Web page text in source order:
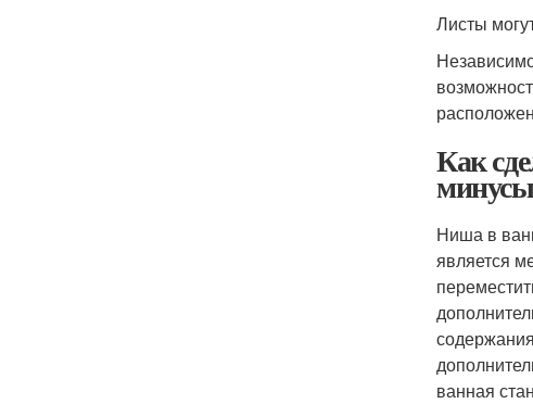
Листы
Как
минусы
Ниша в
является
ванная